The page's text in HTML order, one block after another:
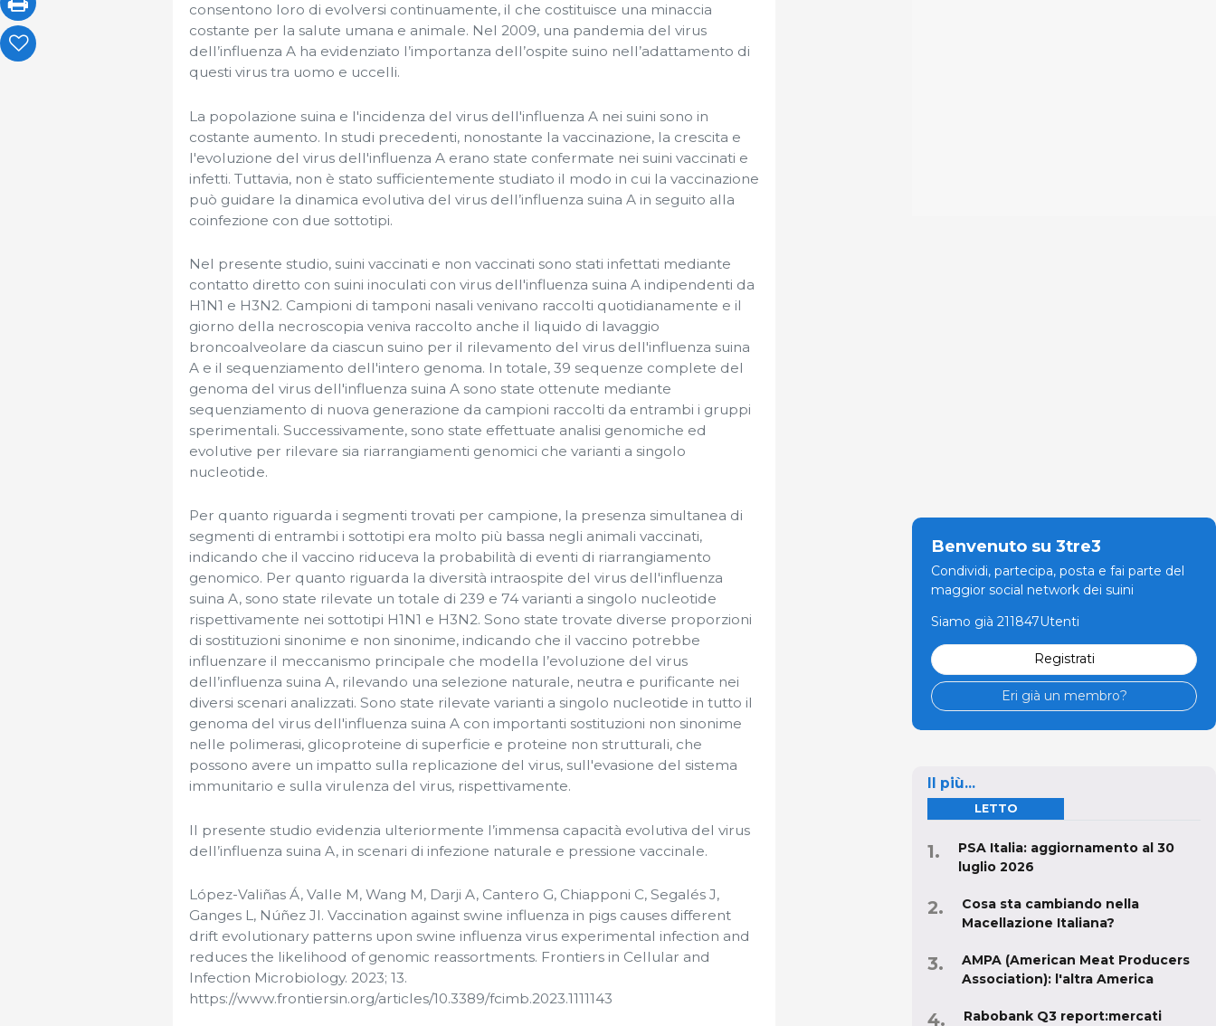
consentono loro di evolversi continuamente, il che costituisce una minaccia
costante per la salute umana e animale. Nel 2009, una pandemia del virus
dell’influenza A ha evidenziato l’importanza dell’ospite suino nell’adattamento di
questi virus tra uomo e uccelli.
La popolazione suina e l'incidenza del virus dell'influenza A nei suini sono in
costante aumento. In studi precedenti, nonostante la vaccinazione, la crescita e
l'evoluzione del virus dell'influenza A erano state confermate nei suini vaccinati e
infetti. Tuttavia, non è stato sufficientemente studiato il modo in cui la vaccinazione
può guidare la dinamica evolutiva del virus dell’influenza suina A in seguito alla
coinfezione con due sottotipi.
Nel presente studio, suini vaccinati e non vaccinati sono stati infettati mediante
contatto diretto con suini inoculati con virus dell'influenza suina A indipendenti da
H1N1 e H3N2. Campioni di tamponi nasali venivano raccolti quotidianamente e il
giorno della necroscopia veniva raccolto anche il liquido di lavaggio
broncoalveolare da ciascun suino per il rilevamento del virus dell'influenza suina
A e il sequenziamento dell'intero genoma. In totale, 39 sequenze complete del
genoma del virus dell'influenza suina A sono state ottenute mediante
sequenziamento di nuova generazione da campioni raccolti da entrambi i gruppi
sperimentali. Successivamente, sono state effettuate analisi genomiche ed
evolutive per rilevare sia riarrangiamenti genomici che varianti a singolo
nucleotide.
Per quanto riguarda i segmenti trovati per campione, la presenza simultanea di
segmenti di entrambi i sottotipi era molto più bassa negli animali vaccinati,
indicando che il vaccino riduceva la probabilità di eventi di riarrangiamento
genomico. Per quanto riguarda la diversità intraospite del virus dell'influenza
suina A, sono state rilevate un totale di 239 e 74 varianti a singolo nucleotide
rispettivamente nei sottotipi H1N1 e H3N2. Sono state trovate diverse proporzioni
di sostituzioni sinonime e non sinonime, indicando che il vaccino potrebbe
influenzare il meccanismo principale che modella l’evoluzione del virus
dell’influenza suina A, rilevando una selezione naturale, neutra e purificante nei
diversi scenari analizzati. Sono state rilevate varianti a singolo nucleotide in tutto il
genoma del virus dell'influenza suina A con importanti sostituzioni non sinonime
nelle polimerasi, glicoproteine ​​di superficie e proteine ​​non strutturali, che
possono avere un impatto sulla replicazione del virus, sull'evasione del sistema
immunitario e sulla virulenza del virus, rispettivamente.
Il presente studio evidenzia ulteriormente l’immensa capacità evolutiva del virus
dell’influenza suina A, in scenari di infezione naturale e pressione vaccinale.
López-Valiñas Á, Valle M, Wang M, Darji A, Cantero G, Chiapponi C, Segalés J,
Ganges L, Núñez JI. Vaccination against swine influenza in pigs causes different
drift evolutionary patterns upon swine influenza virus experimental infection and
reduces the likelihood of genomic reassortments. Frontiers in Cellular and
Infection Microbiology. 2023; 13.
https://www.frontiersin.org/articles/10.3389/fcimb.2023.1111143
Benvenuto su 3tre3
Condividi, partecipa, posta e fai parte del
maggior social network dei suini
Siamo già 211847Utenti
Registrati
Eri già un membro?
Il più...
LETTO
PSA Italia: aggiornamento al 30
luglio 2026
Cosa sta cambiando nella
Macellazione Italiana?
AMPA (American Meat Producers
Association): l'altra America
Rabobank Q3 report:mercati